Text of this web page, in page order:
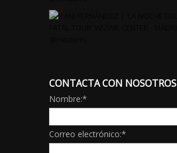
CONTACTA CON NOSOTROS
Nombre:*
Correo electrónico:*